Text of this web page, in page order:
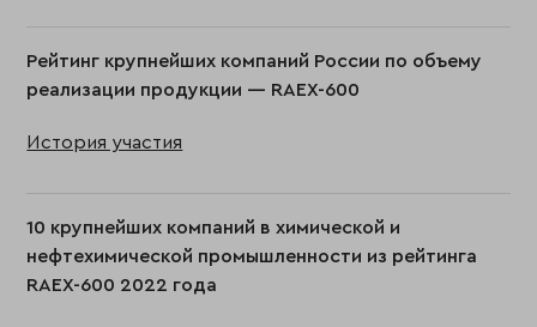
Рейтинг крупнейших компаний России по объему
реализации продукции — RAEX-600
История участия
10 крупнейших компаний в химической и
нефтехимической промышленности из рейтинга
RAEX-600 2022 года